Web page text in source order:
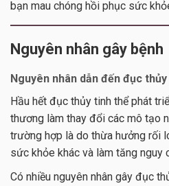
bạn mau chóng hồi phục sức
Nguyên nhân gây bệnh
Nguyên nhân dẫn đến đục
Hầu hết đục thủy tinh thể phát
thương làm thay đổi các mô tạo
trường hợp là do thừa hưởng rối
sức khỏe khác và làm tăng nguy
Có nhiều nguyên nhân gây đục